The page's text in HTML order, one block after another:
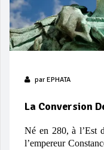
par EPHATA
La Conversion
Né en 280, à l’Est
l’empereur